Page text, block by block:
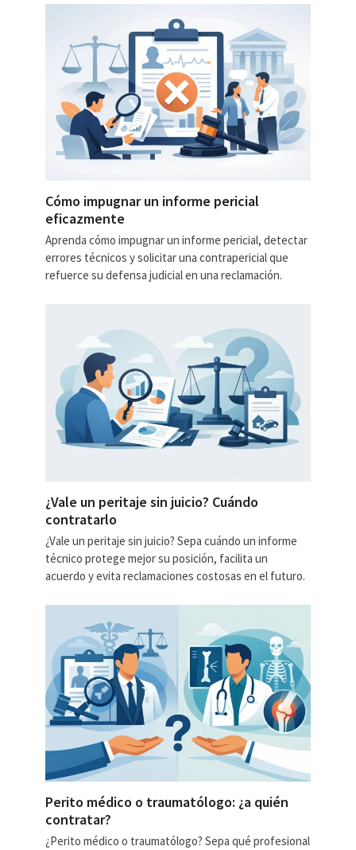
Cómo impugnar un informe pericial
eficazmente
Aprenda cómo impugnar un informe pericial, detectar
errores técnicos y solicitar una contrapericial que
refuerce su defensa judicial en una reclamación.
¿Vale un peritaje sin juicio? Cuándo
contratarlo
¿Vale un peritaje sin juicio? Sepa cuándo un informe
técnico protege mejor su posición, facilita un
acuerdo y evita reclamaciones costosas en el futuro.
Perito médico o traumatólogo: ¿a quién
contratar?
¿Perito médico o traumatólogo? Sepa qué profesional